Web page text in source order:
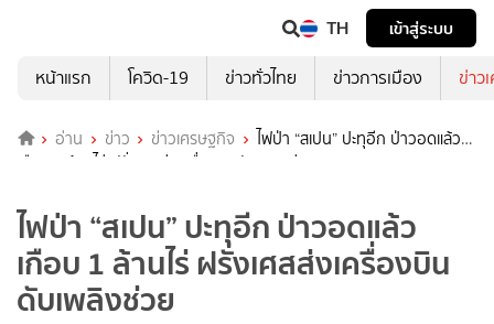
TH
เข้าสู่ระบบ
หน้าแรก
โควิด-19 ข่าวทั่วไทย ข่าวการเมือง ข่าว
อ่าน ข่าว ข่าวเศรษฐกิจ
ไฟป่า “สเปน” ปะทุอีก ป่าวอดแล้ว
เกือบ 1 ล้านไร่ ฝรั่งเศสส่งเครื่องบินดับเพลิงช่วย
ไฟป่า “สเปน” ปะทุอีก ป่าวอดแล้ว
เกือบ 1 ล้านไร่ ฝรั่งเศสส่งเครื่องบิน
ดับเพลิงช่วย